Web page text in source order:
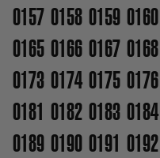
0157 0158 0159 0160
0165 0166 0167 0168
0173 0174 0175 0176
0181 0182 0183 0184
0189 0190 0191 0192